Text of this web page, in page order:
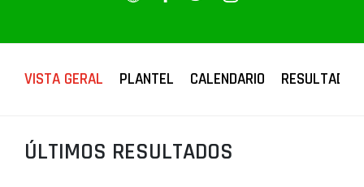
ÁREA TÉCNICA
PROJETOS
VISTA GERAL PLANTEL CALENDARIO RESULTADOS
ÚLTIMOS RESULTADOS